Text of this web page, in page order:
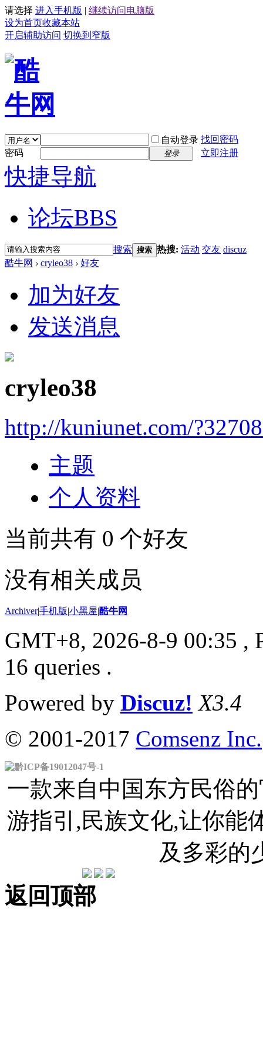
请选择 进入手机版 | 继续访问电脑版
设为首页收藏本站
开启辅助访问 切换到窄版
自动登录 找回密码
密码
登录 立即注册
快捷导航
论坛BBS
搜索 搜索 热搜: 活动 交友 discuz
酷牛网 › cryleo38 › 好友
加为好友
发送消息
cryleo38
http://kuniunet.com/
主题
个人资料
当前共有 0 个好友
没有相关成员
Archiver|手机版|小黑屋|酷牛网
GMT+8, 2026-8-9 00:35 ,
16 queries .
Powered by Discuz! X3.4
© 2001-2017 Comsenz Inc.
黔ICP备19012047号-1
一款来自中国东方民俗
游指引,民族文化,让你能
及多彩的
返回顶部